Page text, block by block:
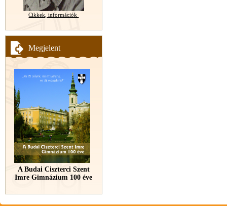
Cikkek, információk
Megjelent
A Budai Ciszterci Szent
Imre Gimnázium 100 éve